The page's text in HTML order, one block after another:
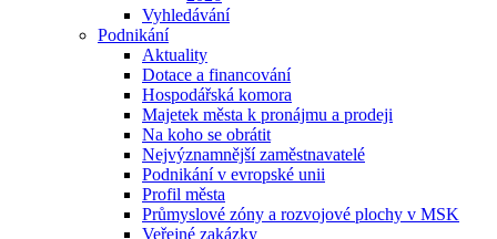
Vyhledávání
Podnikání
Aktuality
Dotace a financování
Hospodářská komora
Majetek města k pronájmu a prodeji
Na koho se obrátit
Nejvýznamnější zaměstnavatelé
Podnikání v evropské unii
Profil města
Průmyslové zóny a rozvojové plochy v MSK
Veřejné zakázky